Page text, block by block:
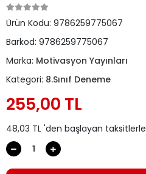
Ürün Kodu: 9786259775067
Barkod: 9786259775067
Marka: Motivasyon Yayınları
Kategori: 8.Sınıf Deneme
255,00 TL
48,03 TL 'den başlayan taksitlerle